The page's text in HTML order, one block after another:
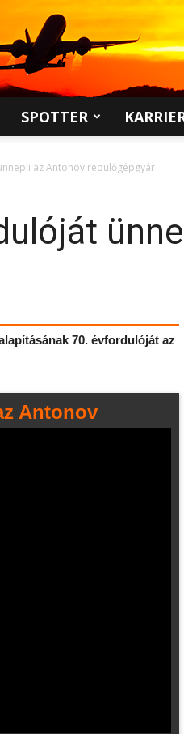
SPOTTER
az Antonov repülőgépgyár
70. évfordulóját az
Antonov